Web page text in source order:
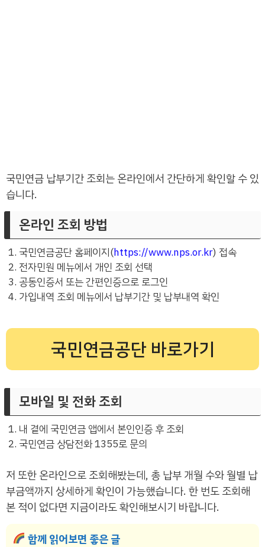
국민연금 납부기간 조회는 온라인에서 간단하게 확인할 수 있
습니다.
온라인 조회 방법
국민연금공단 홈페이지(https://www.nps.or.kr) 접속
전자민원 메뉴에서 개인 조회 선택
공동인증서 또는 간편인증으로 로그인
가입내역 조회 메뉴에서 납부기간 및 납부내역 확인
국민연금공단 바로가기
모바일 및 전화 조회
내 곁에 국민연금 앱에서 본인인증 후 조회
국민연금 상담전화 1355로 문의
저 또한 온라인으로 조회해봤는데, 총 납부 개월 수와 월별 납
부금액까지 상세하게 확인이 가능했습니다. 한 번도 조회해
본 적이 없다면 지금이라도 확인해보시기 바랍니다.
함께 읽어보면 좋은 글